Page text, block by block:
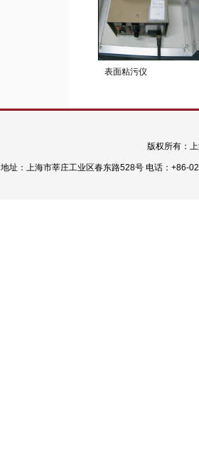
表面粘污仪
版权所有：
地址：上海市莘庄工业区春东路528号 电话：+86-